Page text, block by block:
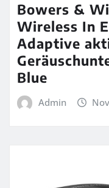
Bowers &
Wireless In
Adaptive
Blue
Admin